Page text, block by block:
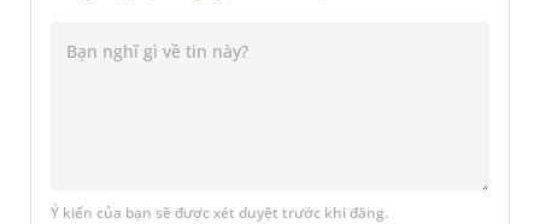
Ý kiến của bạn sẽ được xét duyệt trước khi đăng.